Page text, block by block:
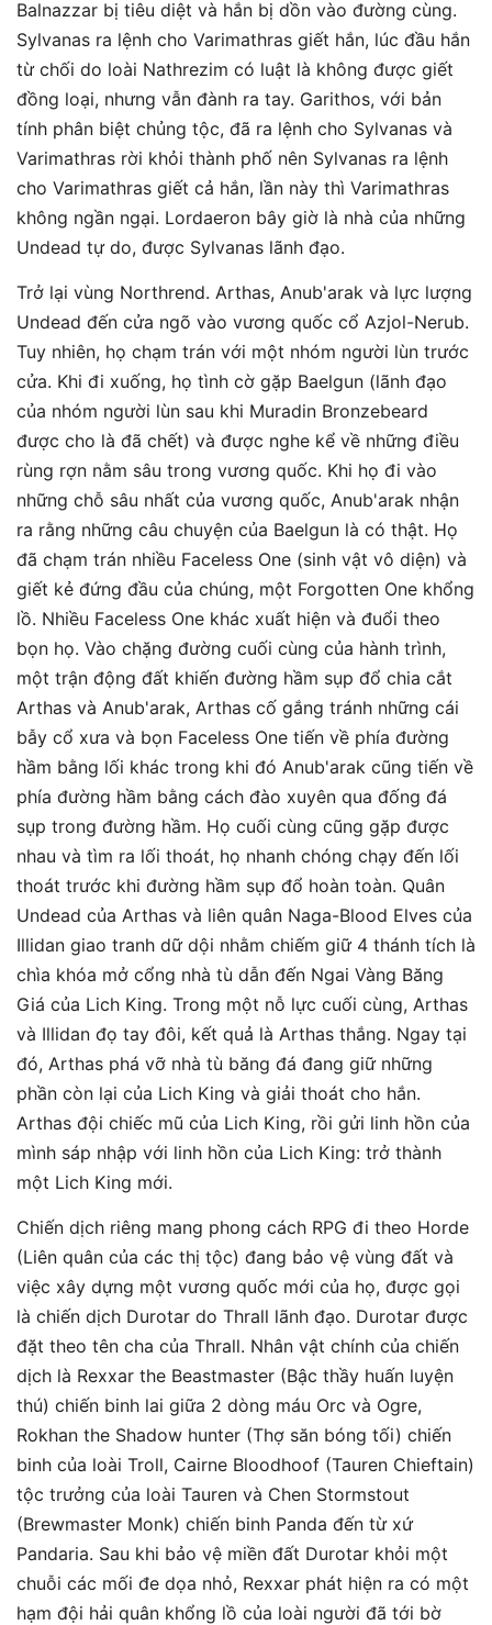
Balnazzar bị tiêu diệt và hắn bị dồn vào đường cùng.
Sylvanas ra lệnh cho Varimathras giết hắn, lúc đầu hắn
từ chối do loài Nathrezim có luật là không được giết
đồng loại, nhưng vẫn đành ra tay. Garithos, với bản
tính phân biệt chủng tộc, đã ra lệnh cho Sylvanas và
Varimathras rời khỏi thành phố nên Sylvanas ra lệnh
cho Varimathras giết cả hắn, lần này thì Varimathras
không ngần ngại. Lordaeron bây giờ là nhà của những
Undead tự do, được Sylvanas lãnh đạo.
Trở lại vùng Northrend. Arthas, Anub'arak và lực lượng
Undead đến cửa ngõ vào vương quốc cổ Azjol-Nerub.
Tuy nhiên, họ chạm trán với một nhóm người lùn trước
cửa. Khi đi xuống, họ tình cờ gặp Baelgun (lãnh đạo
của nhóm người lùn sau khi Muradin Bronzebeard
được cho là đã chết) và được nghe kể về những điều
rùng rợn nằm sâu trong vương quốc. Khi họ đi vào
những chỗ sâu nhất của vương quốc, Anub'arak nhận
ra rằng những câu chuyện của Baelgun là có thật. Họ
đã chạm trán nhiều Faceless One (sinh vật vô diện) và
giết kẻ đứng đầu của chúng, một Forgotten One khổng
lồ. Nhiều Faceless One khác xuất hiện và đuổi theo
bọn họ. Vào chặng đường cuối cùng của hành trình,
một trận động đất khiến đường hầm sụp đổ chia cắt
Arthas và Anub'arak, Arthas cố gắng tránh những cái
bẫy cổ xưa và bọn Faceless One tiến về phía đường
hầm bằng lối khác trong khi đó Anub'arak cũng tiến về
phía đường hầm bằng cách đào xuyên qua đống đá
sụp trong đường hầm. Họ cuối cùng cũng gặp được
nhau và tìm ra lối thoát, họ nhanh chóng chạy đến lối
thoát trước khi đường hầm sụp đổ hoàn toàn. Quân
Undead của Arthas và liên quân Naga-Blood Elves của
Illidan giao tranh dữ dội nhằm chiếm giữ 4 thánh tích là
chìa khóa mở cổng nhà tù dẫn đến Ngai Vàng Băng
Giá của Lich King. Trong một nỗ lực cuối cùng, Arthas
và Illidan đọ tay đôi, kết quả là Arthas thắng. Ngay tại
đó, Arthas phá vỡ nhà tù băng đá đang giữ những
phần còn lại của Lich King và giải thoát cho hắn.
Arthas đội chiếc mũ của Lich King, rồi gửi linh hồn của
mình sáp nhập với linh hồn của Lich King: trở thành
một Lich King mới.
Chiến dịch riêng mang phong cách RPG đi theo Horde
(Liên quân của các thị tộc) đang bảo vệ vùng đất và
việc xây dựng một vương quốc mới của họ, được gọi
là chiến dịch Durotar do Thrall lãnh đạo. Durotar được
đặt theo tên cha của Thrall. Nhân vật chính của chiến
dịch là Rexxar the Beastmaster (Bậc thầy huấn luyện
thú) chiến binh lai giữa 2 dòng máu Orc và Ogre,
Rokhan the Shadow hunter (Thợ săn bóng tối) chiến
binh của loài Troll, Cairne Bloodhoof (Tauren Chieftain)
tộc trưởng của loài Tauren và Chen Stormstout
(Brewmaster Monk) chiến binh Panda đến từ xứ
Pandaria. Sau khi bảo vệ miền đất Durotar khỏi một
chuỗi các mối đe dọa nhỏ, Rexxar phát hiện ra có một
hạm đội hải quân khổng lồ của loài người đã tới bờ